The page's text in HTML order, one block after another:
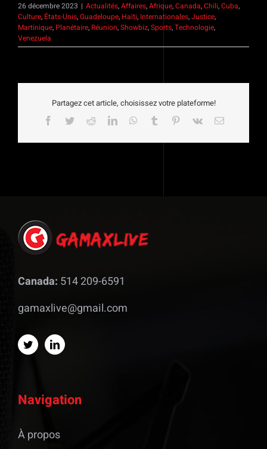
26 décembre 2023 | Actualités,Affaires,Afrique,Canada,Chili,Cuba,
Culture, États-Unis,Guadeloupe, Haïti, Internationales,Justice,
Martinique, Planétaire, Réunion,Showbiz,Sports,Technologie,
Venezuela
Partagez cet article, choisissez votre plateforme!
Facebook
TwitterRedditLinkedInWhatsApp
Tumblr Pinterest
Vk Email
Canada: 514 209-6591
gamaxlive@gmail.com
Navigation
À propos